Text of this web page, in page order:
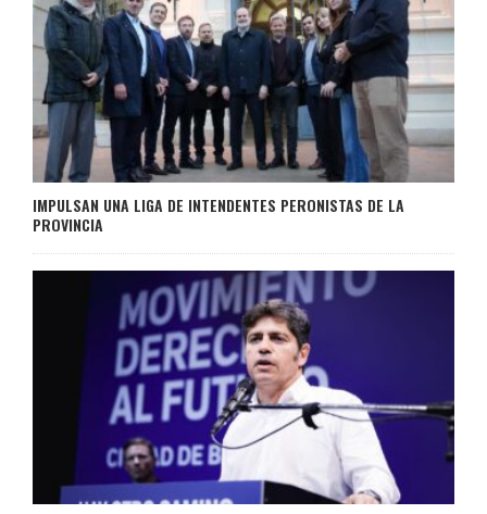
IMPULSAN UNA LIGA DE INTENDENTES PERONISTAS DE LA
PROVINCIA